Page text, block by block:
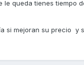
le queda tienes tiempo
si mejoran su precio y